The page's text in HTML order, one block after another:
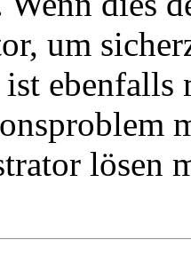
um
ebenfalls
lösen